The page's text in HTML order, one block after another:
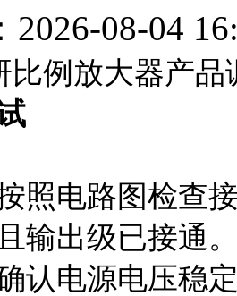
2026-08-04
比例放大器产品
照电路图检查
输出级已接通
认电源电压稳